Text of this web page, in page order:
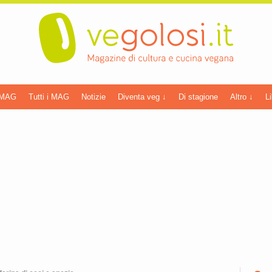
Tutti i MAG Notizie Diventa veg ↓ Di stagione Altro ↓